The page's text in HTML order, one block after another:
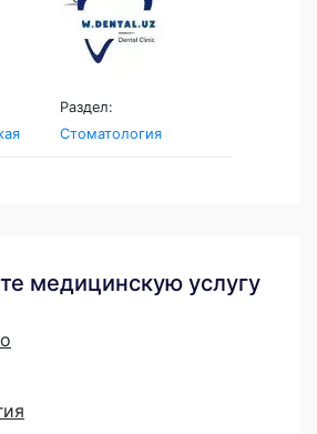
Раздел:
Стоматология
медицинскую услугу